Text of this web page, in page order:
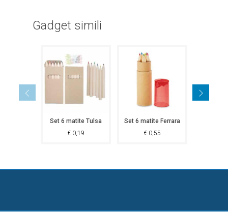
Gadget simili
Set 6 matite Tulsa
€0,19
Set 6 matite Ferrara
€0,55